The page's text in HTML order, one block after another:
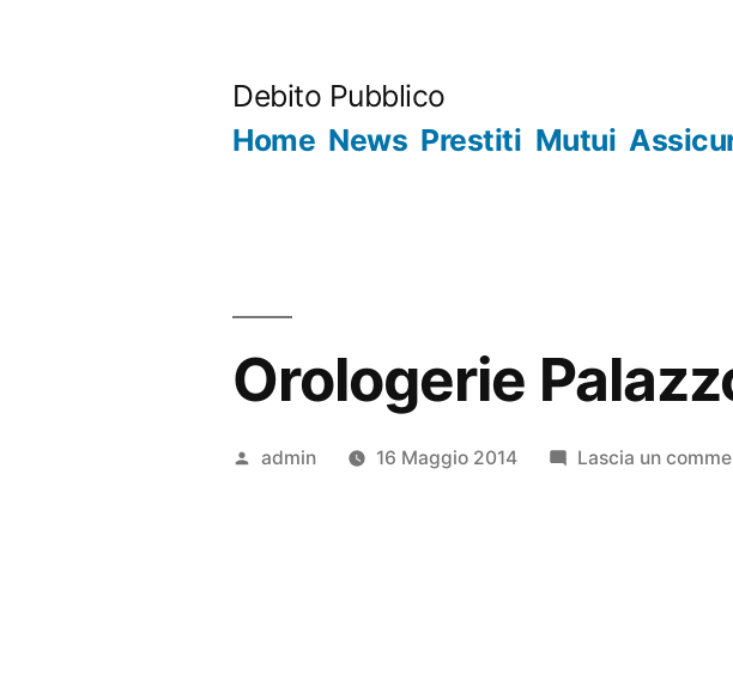
Debito Pubblico
Home News Prestiti Mutui
Orologerie
Pubblicato
admin 16 Maggio 2014 Lascia un